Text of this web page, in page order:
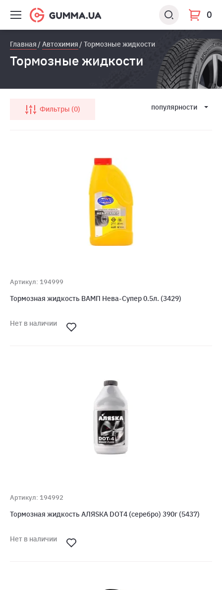
0
Главная Автохимия Тормозные жидкости
Тормозные жидкости
Фильтры 0 популярности
Артикул: 194999
Тормозная жидкость ВАМП Нева-Супер 0.5л. (3429)
Нет в наличии
Артикул: 194992
Тормозная жидкость АЛЯSКА DOT4 (серебро) 390г (5437)
Нет в наличии